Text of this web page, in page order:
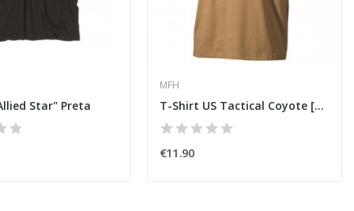
Star" Preta
MFH
T-Shirt US Tactical Coyote [MFH]
€11.90